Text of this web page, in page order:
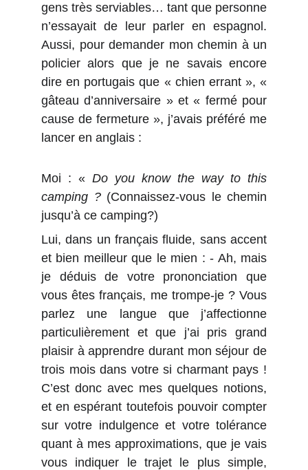
gens très serviables… tant que personne
n’essayait de leur parler en espagnol.
Aussi, pour demander mon chemin à un
policier alors que je ne savais encore
dire en portugais que « chien errant », «
gâteau d’anniversaire » et « fermé pour
cause de fermeture », j’avais préféré me
lancer en anglais :
Moi : « Do you know the way to this
camping ?(Connaissez-vous le chemin
jusqu’à ce camping?)
Lui, dans un français fluide, sans accent
et bien meilleur que le mien : - Ah, mais
je déduis de votre prononciation que
vous êtes français, me trompe-je ? Vous
parlez une langue que j’affectionne
particulièrement et que j’ai pris grand
plaisir à apprendre durant mon séjour de
trois mois dans votre si charmant pays !
C’est donc avec mes quelques notions,
et en espérant toutefois pouvoir compter
sur votre indulgence et votre tolérance
quant à mes approximations, que je vais
vous indiquer le trajet le plus simple,